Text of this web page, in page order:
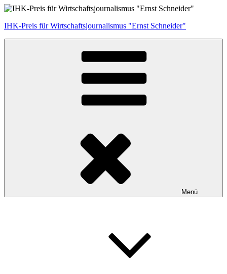
Zum
springen
IHK-Preis für Wirtschaftsjournalismus "Ernst Schneider"
Menü